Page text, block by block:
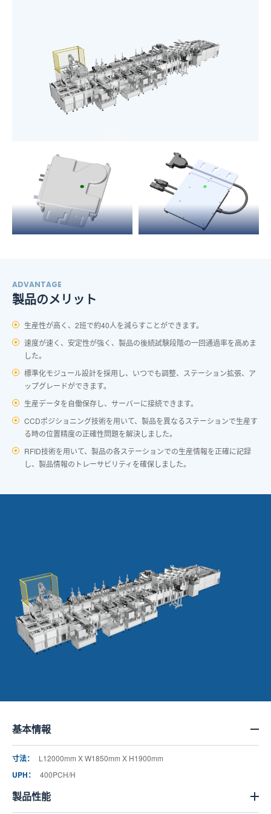
ADVANTAGE
製品のメリット
生産性が高く、2班で約40人を減らすことができます。
速度が速く、安定性が強く、製品の後続試験段階の一回通過率を高めま
した。
標準化モジュール設計を採用し、いつでも調整、ステーション拡張、ア
ップグレードができます。
生産データを自働保存し、サーバーに接続できます。
CCDポジショニング技術を用いて、製品を異なるステーションで生産す
る時の位置精度の正確性問題を解決しました。
RFID技術を用いて、製品の各ステーションでの生産情報を正確に記録
し、製品情報のトレーサビリティを確保しました。
基本情報
寸法： L12000mm X W1850mm X H1900mm
UPH： 400PCH/H
製品性能